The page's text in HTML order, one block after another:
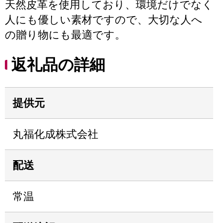
天然皮革を使用しており、環境だけでなく
人にも優しい素材ですので、大切な人へ
の贈り物にも最適です。
返礼品の詳細
提供元
丸福化成株式会社
配送
常温